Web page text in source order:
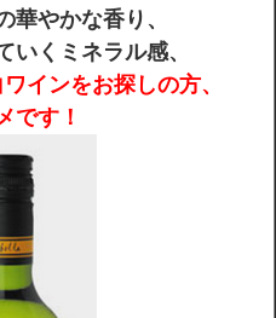
登録
検索
プラチナワイン】
ショップ】
8046）
華やかな香り、
いくミネラル感、
インをお探しの方、
です！